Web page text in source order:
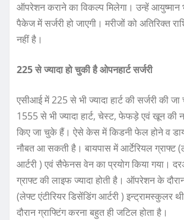
ऑपरेशन कराने का विकल्प मिलेगा। उन्हें आयुष्मान
पैकेज में सर्जरी हो जाएगी। मरीजों को अतिरिक्त
नहीं है।
225 से ज्यादा हो चुकी है ओपनहार्ट सर्जरी
एसीआई में 225 से भी ज्यादा हार्ट की सर्जरी की
1555 से भी ज्यादा हार्ट, चेस्ट, फेफड़े एवं खून
किए जा चुके हैं। ऐसे केस में किडनी फेल होने व
नौबत आ सकती है। बायपास में आर्टेरियल ग्राफ्ट
आर्टरी ) एवं सैफेनस वेन का प्रयोग किया गया।
ग्राफ्ट की लाइफ ज्यादा होती है। ऑपरेशन के
(लेफ्ट एंटीरियर डिसेंडिंग आर्टरी ) इन्ट्रामस्कुलर
दौरान ग्राफ्टिंग करना बहुत ही जटिल होता है।